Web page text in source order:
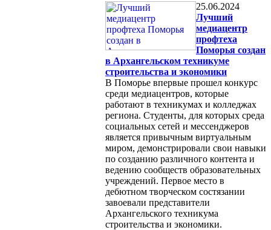
25.06.2024
Лучший
медиацентр
профтеха
Поморья создан
в Архангельском техникуме
строительства и экономики
В Поморье впервые прошел конкурс
среди медиацентров, которые
работают в техникумах и колледжах
региона. Студенты, для которых среда
социальных сетей и мессенджеров
является привычным виртуальным
миром, демонстрировали свои навыки
по созданию различного контента и
ведению сообществ образовательных
учреждений. Первое место в
дебютном творческом состязании
завоевали представители
Архангельского техникума
строительства и экономики.